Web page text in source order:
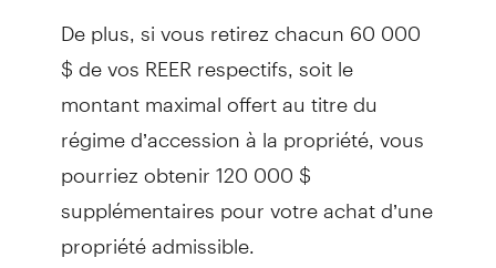
De plus, si vous retirez chacun 60 000
$ de vos REER respectifs, soit le
montant maximal offert au titre du
régime d’accession à la propriété, vous
pourriez obtenir 120 000 $
supplémentaires pour votre achat d’une
propriété admissible.